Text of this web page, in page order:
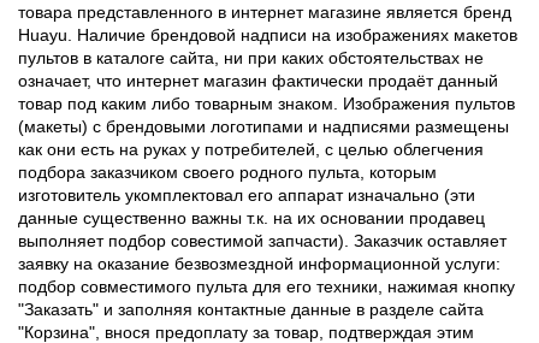
товара представленного в интернет магазине является бренд
Huayu. Наличие брендовой надписи на изображениях макетов
пультов в каталоге сайта, ни при каких обстоятельствах не
означает, что интернет магазин фактически продаёт данный
товар под каким либо товарным знаком. Изображения пультов
(макеты) с брендовыми логотипами и надписями размещены
как они есть на руках у потребителей, с целью облегчения
подбора заказчиком своего родного пульта, которым
изготовитель укомплектовал его аппарат изначально (эти
данные существенно важны т.к. на их основании продавец
выполняет подбор совестимой запчасти). Заказчик оставляет
заявку на оказание безвозмездной информационной услуги:
подбор совместимого пульта для его техники, нажимая кнопку
"Заказать" и заполняя контактные данные в разделе сайта
"Корзина", внося предоплату за товар, подтверждая этим